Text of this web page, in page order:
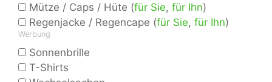
Mütze / Caps / Hüte (für Sie, für Ihn)
Regenjacke / Regencape (für Sie, für Ihn)
Werbung
Sonnenbrille
T-Shirts